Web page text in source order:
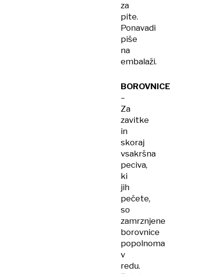
za
pite.
Ponavadi
piše
na
embalaži.
BOROVNICE
–
Za
zavitke
in
skoraj
vsakršna
peciva,
ki
jih
pečete,
so
zamrznjene
borovnice
popolnoma
v
redu.